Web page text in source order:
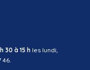
30 à 15 hles lundi,